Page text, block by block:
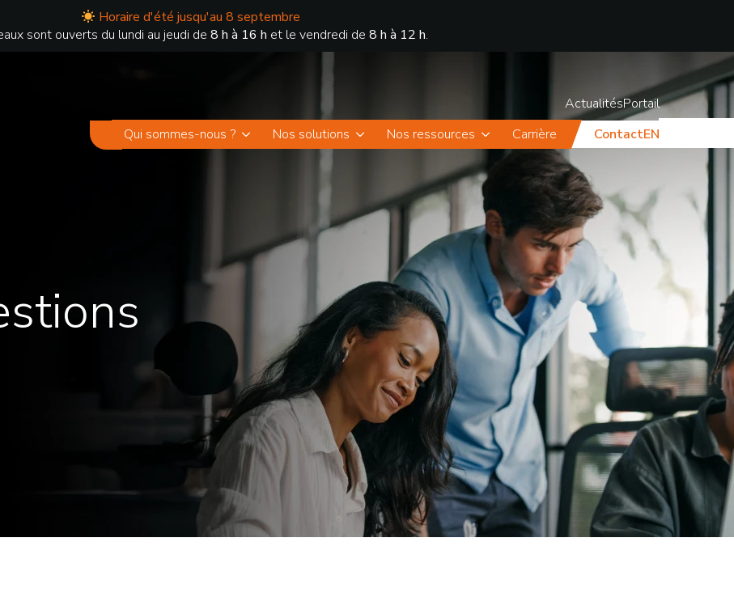
Horaire d'été jusqu'au 8 septembre
sont ouverts du lundi au jeudi de 8 h à 16 h et le vendredi de 8 h à 12 h.
ActualitésPortail
Qui sommes-nous ?
Nos solutions Nos ressources Carrière ContactEN